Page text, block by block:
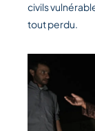
civils
tout perdu.